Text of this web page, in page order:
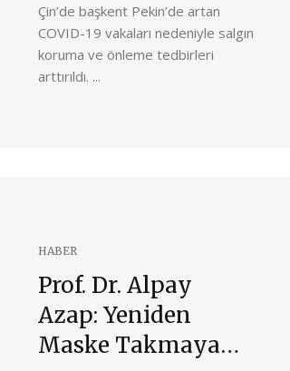
Verildi
Çin’de başkent Pekin’de artan
COVID-19 vakaları nedeniyle salgın
koruma ve önleme tedbirleri
arttırıldı. ...
HABER
Prof. Dr. Alpay
Azap: Yeniden
Maske Takmaya